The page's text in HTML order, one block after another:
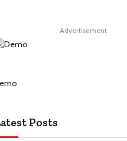
Advertisement
Posts